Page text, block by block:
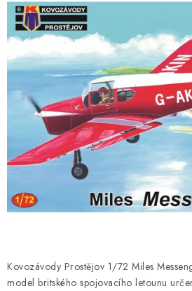
NOVINKY
PLASTIKOVÉ MODELY
DOPLŇKY K MODELŮM
BARVY A POMŮCKY
PUBLIKACE
SKY RIDERS COFFEE
PRODÁVANÉ ZNAČKY
Kovozávody Prostějov 1/72 Miles
model britského spojovacího letounu